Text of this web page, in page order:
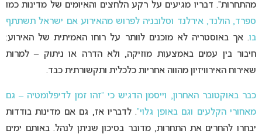
מהתחרות”. דבריו מגיעים על רקע הלחצים והאיומים של מדינות כמו
ספרד, הולנד, אירלנד וסלובניה לפרוש מהאירוע אם ישראל תשתתף
בו. אך באוסטריה לא מוכנים לוותר על רוחו האמיתית של האירוע:
חיבור בין עמים באמצעות מוזיקה, ולא הדרה או ניתוק – למרות
שאירוח האירוויזיון מהווה אחריות כלכלית ותקשורתית כבד.
כבר באוקטובר האחרון, וייסמן הדגיש כי “זהו זמן לדיפלומטיה – גם
מאחורי הקלעים וגם באופן גלוי”. לדבריו אז, גם אם מדינות בודדות
יבחרו להחרים את התחרות, מדובר בסיכון שניתן לנהל. באותם ימים